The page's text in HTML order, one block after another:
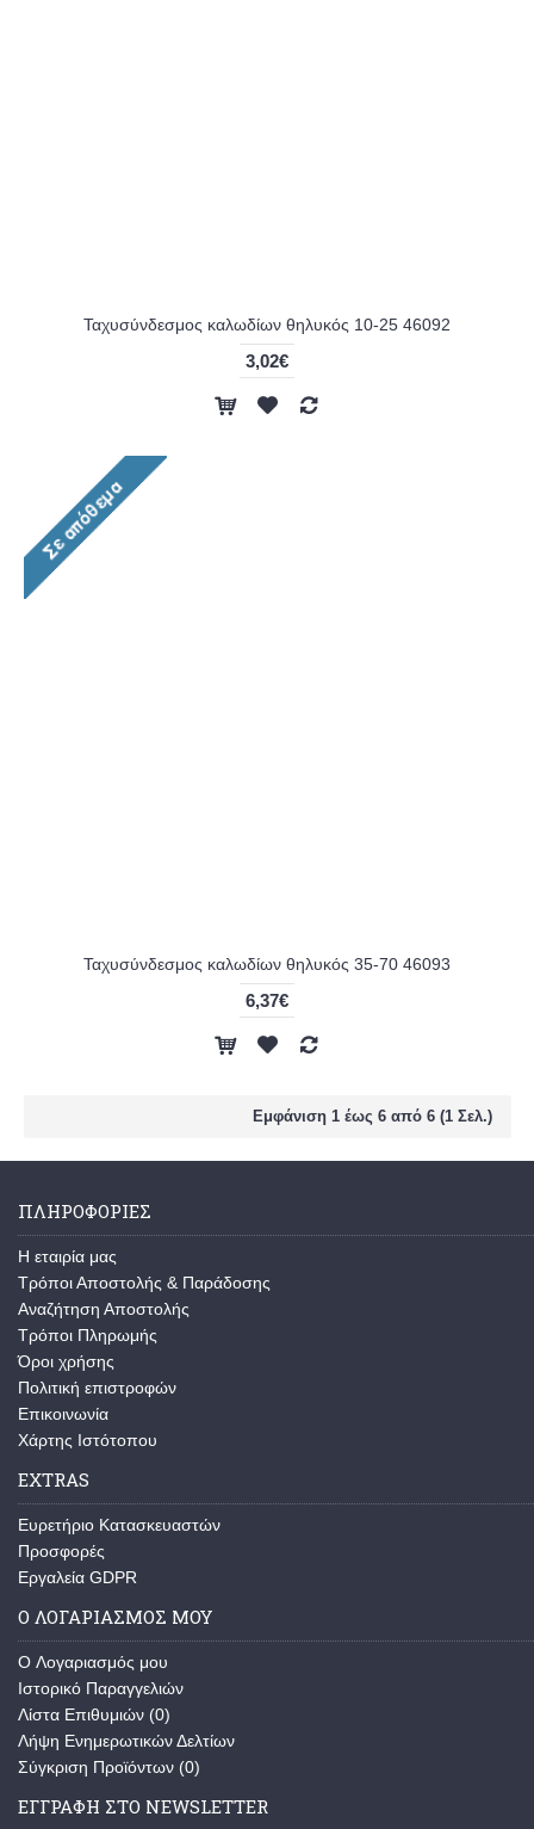
Ταχυσύνδεσμος καλωδίων θηλυκός 10-25 46092
3,02€
Ταχυσύνδεσμος καλωδίων θηλυκός 35-70 46093
6,37€
Εμφάνιση 1 έως 6 από 6 (1 Σελ.)
ΠΛΗΡΟΦΟΡΊΕΣ
Η εταιρία μας
Τρόποι Αποστολής & Παράδοσης
Αναζήτηση Αποστολής
Τρόποι Πληρωμής
Όροι χρήσης
Πολιτική επιστροφών
Επικοινωνία
Χάρτης Ιστότοπου
EXTRAS
Ευρετήριο Κατασκευαστών
Προσφορές
Εργαλεία GDPR
Ο ΛΟΓΑΡΙΑΣΜΌΣ ΜΟΥ
O Λογαριασμός μου
Ιστορικό Παραγγελιών
Λίστα Επιθυμιών (0)
Λήψη Ενημερωτικών Δελτίων
Σύγκριση Προϊόντων (0)
ΕΓΓΡΑΦΉ ΣΤΟ NEWSLETTER